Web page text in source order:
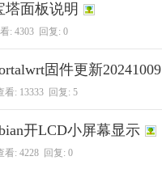
塔面板说明
: 4303 回复: 0
固件更新20241009
看: 13333 回复: 5
开LCD小屏幕显示
看: 4228 回复: 0